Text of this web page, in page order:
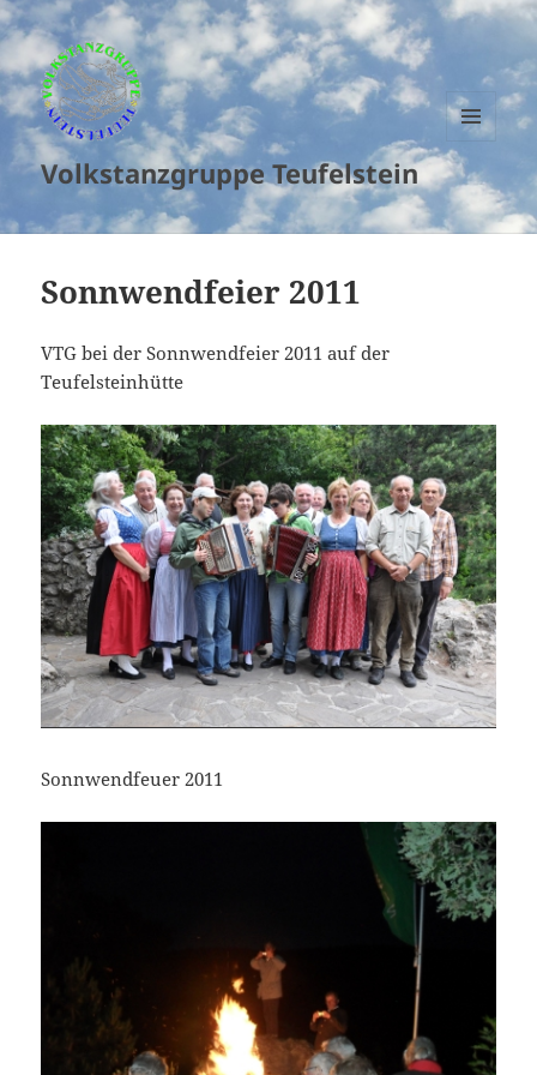
Volkstanzgruppe Teufelstein
MENU
AND
WIDGETS
Sonnwendfeier 2011
VTG bei der Sonnwendfeier 2011 auf der
Teufelsteinhütte
Sonnwendfeuer 2011